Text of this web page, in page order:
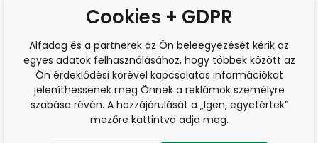
Cookies + GDPR
Alfadog és a partnerek az Ön beleegyezését kérik az
egyes adatok felhasználásához, hogy többek között az
Ön érdeklődési körével kapcsolatos információkat
jeleníthessenek meg Önnek a reklámok személyre
szabása révén. A hozzájárulását a „Igen, egyetértek”
mezőre kattintva adja meg.